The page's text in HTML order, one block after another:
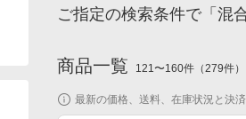
ご指定の検索条件で「混
商品一覧 121〜160件 （279件）
最新の価格、送料、在庫状況と決